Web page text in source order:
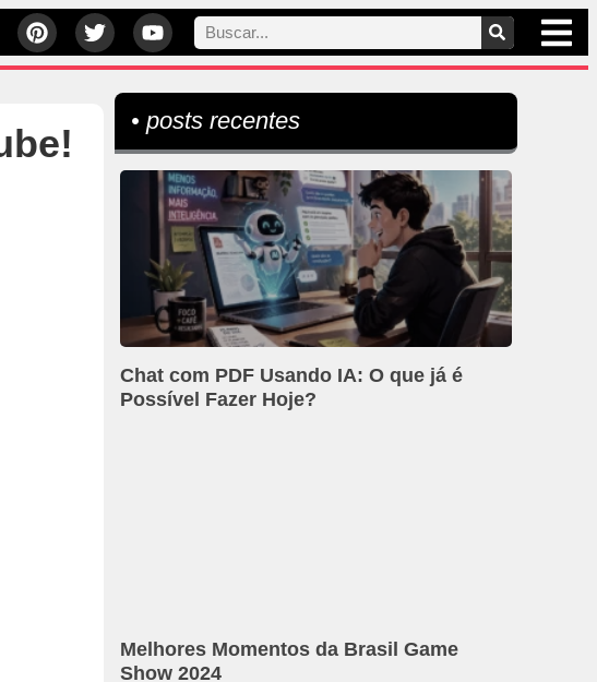
• posts recentes
Chat com PDF Usando IA: O que já é
Possível Fazer Hoje?
Melhores Momentos da Brasil Game
Show 2024